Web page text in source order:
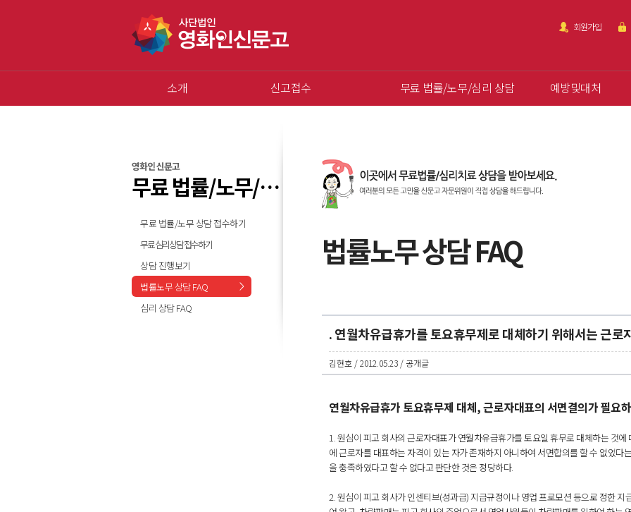
회원가입
소개 신고접수 무료 법률/노무/심리 상담 예방및대처
영화인 신문고
무료 법률/노무/심리 상담
무료 법률/노무 상담 접수하기
무료 심리상담 접수하기
상담 진행보기
법률노무 상담 FAQ
심리 상담 FAQ
법률노무 상담 FAQ
. 연월차유급휴가를 토요휴무제로 대체하기 위해서는 근로
김현호 / 2012.05.23 / 공개글
연월차유급휴가 토요휴무제 대체, 근로자대표의 서면결의가 필요
1. 원심이 피고 회사의 근로자대표가 연월차유급휴가를 토요일 휴무로 대체하는 것
에 근로자를 대표하는 자격이 있는 자가 존재하지 아니하여 서면합의를 할 수 없었
을 충족하였다고 할 수 없다고 판단한 것은 정당하다.
2. 원심이 피고 회사가 인센티브(성과급) 지급규정이나 영업 프로모션 등으로 정한